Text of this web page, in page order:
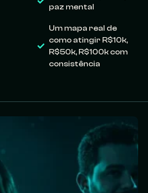
paz mental
Um mapa real de
como atingir R$10k,
R$50k, R$100k com
consistência